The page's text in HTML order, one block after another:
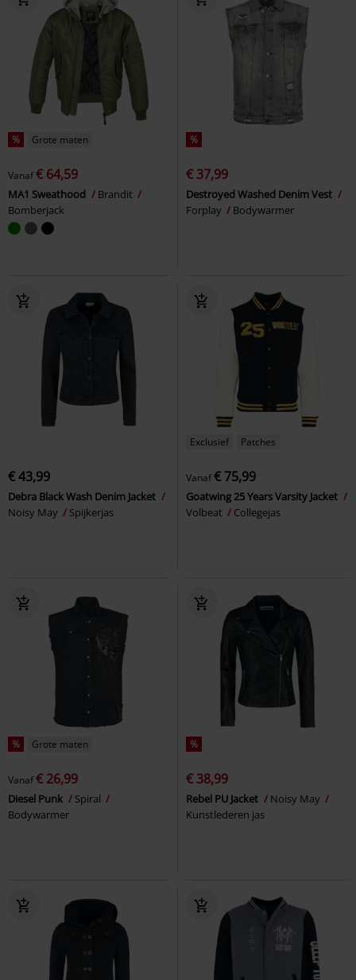
% Grote maten
Vanaf€ 64,59
MA1 Sweathood
Brandit
Bomberjack
%
€ 37,99
Destroyed Washed Denim Vest
Forplay
Bodywarmer
€ 43,99
Debra Black Wash Denim Jacket
Noisy May
Spijkerjas
Exclusief Patches
Vanaf€ 75,99
Goatwing 25 Years Varsity Jacket
Volbeat
Collegejas
% Grote maten
Vanaf€ 26,99
Diesel Punk
Spiral
Bodywarmer
%
€ 38,99
Rebel PU Jacket
Noisy May
Kunstlederen jas